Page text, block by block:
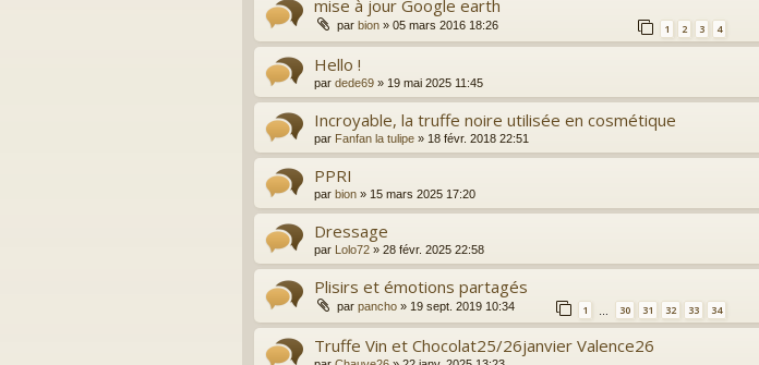
mise à jour Google earth
par bion » 05 mars 2016 18:26 1 2 3 4
Hello !
par dede69 » 19 mai 2025 11:45
Incroyable, la truffe noire utilisée en cosmétique
par Fanfan la tulipe » 18 févr. 2018 22:51
PPRI
par bion » 15 mars 2025 17:20
Dressage
par Lolo72 » 28 févr. 2025 22:58
Plisirs et émotions partagés
par pancho » 19 sept. 2019 10:34 1 … 30 31 32 33 34
Truffe Vin et Chocolat25/26janvier Valence26